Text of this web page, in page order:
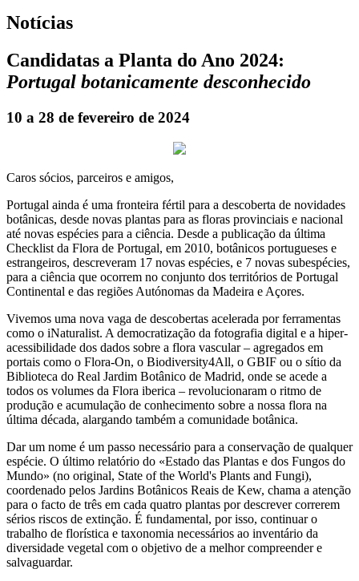
Notícias
Candidatas a Planta do Ano 2024:
Portugal botanicamente desconhecido
10 a 28 de fevereiro de 2024
Caros sócios, parceiros e amigos,
Portugal ainda é uma fronteira fértil para a descoberta de novidades
botânicas, desde novas plantas para as floras provinciais e nacional
até novas espécies para a ciência. Desde a publicação da última
Checklist da Flora de Portugal, em 2010, botânicos portugueses e
estrangeiros, descreveram 17 novas espécies, e 7 novas subespécies,
para a ciência que ocorrem no conjunto dos territórios de Portugal
Continental e das regiões Autónomas da Madeira e Açores.
Vivemos uma nova vaga de descobertas acelerada por ferramentas
como o iNaturalist. A democratização da fotografia digital e a hiper-
acessibilidade dos dados sobre a flora vascular – agregados em
portais como o Flora-On, o Biodiversity4All, o GBIF ou o sítio da
Biblioteca do Real Jardim Botânico de Madrid, onde se acede a
todos os volumes da Flora iberica – revolucionaram o ritmo de
produção e acumulação de conhecimento sobre a nossa flora na
última década, alargando também a comunidade botânica.
Dar um nome é um passo necessário para a conservação de qualquer
espécie. O último relatório do «Estado das Plantas e dos Fungos do
Mundo» (no original, State of the World's Plants and Fungi),
coordenado pelos Jardins Botânicos Reais de Kew, chama a atenção
para o facto de três em cada quatro plantas por descrever correrem
sérios riscos de extinção. É fundamental, por isso, continuar o
trabalho de florística e taxonomia necessários ao inventário da
diversidade vegetal com o objetivo de a melhor compreender e
salvaguardar.